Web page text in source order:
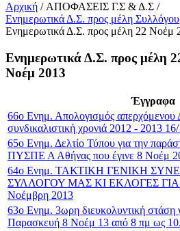
Αρχική / ΑΠΟΦΑΣΕΙΣ Γ.Σ & Δ.Σ /
Ενημερωτικά Δ.Σ. προς μέλη Συλλόγου
Ενημερωτικά Δ.Σ. προς μέλη 22 Νοέμ
Ενημερωτικά Δ.Σ. προς μέλη
Νοέμ 2013
Έγγραφα
66ο Ενημ. Απολογισμός απερχόμενου
συνδικαλιστική χρονιά 2012 - 2013
65ο Ενημ. Δελτίο Τύπου για την
ΠΥΣΠΕ Α Αθήνας που έγινε 8 Νοέμ
64ο Ενημ. ΤΑΚΤΙΚΗ ΓΕΝΙΚΗ
ΣΥΛΛΟΓΟΥ ΜΑΣ ΚΙ ΕΚΛΟΓΕΣ ΓΙΑ
Νοέμβρη 2013
63ο Ενημ. 3ωρη διευκολυντική
Παρασκευή 8 Νοέμ 13 από 8 πμ ως